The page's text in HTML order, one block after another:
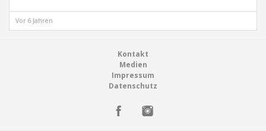
Vor 6 Jahren
Kontakt
Medien
Impressum
Datenschutz